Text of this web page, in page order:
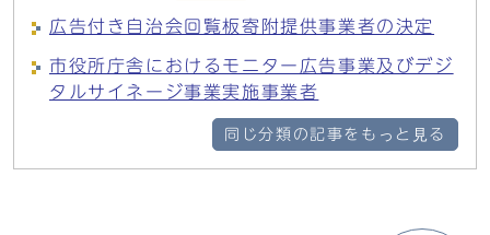
広告付き自治会回覧板寄附提供事業者の決定
市役所庁舎におけるモニター広告事業及びデジ
タルサイネージ事業実施事業者
同じ分類の記事をもっと見る